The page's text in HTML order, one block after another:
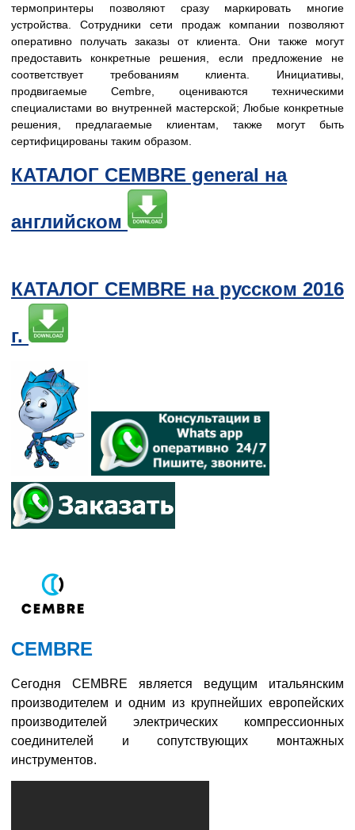
термопринтеры позволяют сразу маркировать многие
устройства. Сотрудники сети продаж компании позволяют
оперативно получать заказы от клиента. Они также могут
предоставить конкретные решения, если предложение не
соответствует требованиям клиента. Инициативы,
продвигаемые Cembre, оцениваются техническими
специалистами во внутренней мастерской; Любые конкретные
решения, предлагаемые клиентам, также могут быть
сертифицированы таким образом.
КАТАЛОГ CEMBRE general на
английском
КАТАЛОГ CEMBRE на русском 2016
г.
CEMBRE
Сегодня CEMBRE является ведущим итальянским
производителем и одним из крупнейших европейских
производителей электрических компрессионных
соединителей и сопутствующих монтажных
инструментов.